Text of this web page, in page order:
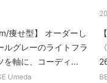
痩せ型】 オーダーし
ルグレーのライトフラ
を軸に、コーディ...
Umeda